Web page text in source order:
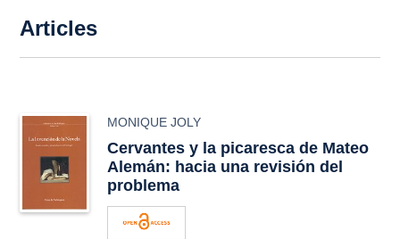
Articles
MONIQUE JOLY
Cervantes y la picaresca de Mateo
Alemán: hacia una revisión del
problema